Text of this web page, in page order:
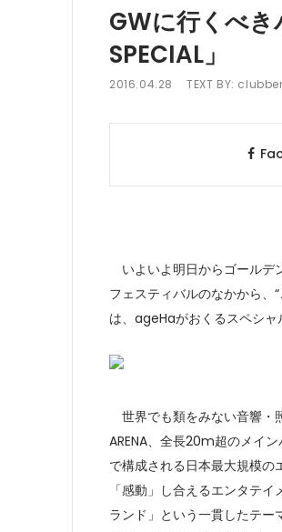
GWに行くべ
SPECIAL」
2016.04.28 TEXT BY:
いよいよ明日からゴールデ
フェスティバルのなかから、
は、ageHaがおくるスペシャ
世界でも類をみない音響・
ARENA、全長20m超のメイ
で構成される日本最大規模
「感動」し合えるエンタテ
ランド」という一貫したテ